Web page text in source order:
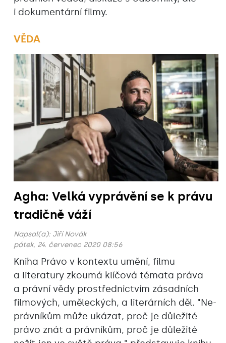
i dokumentární filmy.
VĚDA
Agha: Velká vyprávění se k právu
tradičně váží
Napsal(a): Jiří Novák
pátek, 24. červenec 2020 08:56
Kniha Právo v kontextu umění, filmu
a literatury zkoumá klíčová témata práva
a právní vědy prostřednictvím zásadních
filmových, uměleckých, a literárních děl. "Ne-
právníkům může ukázat, proč je důležité
právo znát a právníkům, proč je důležité